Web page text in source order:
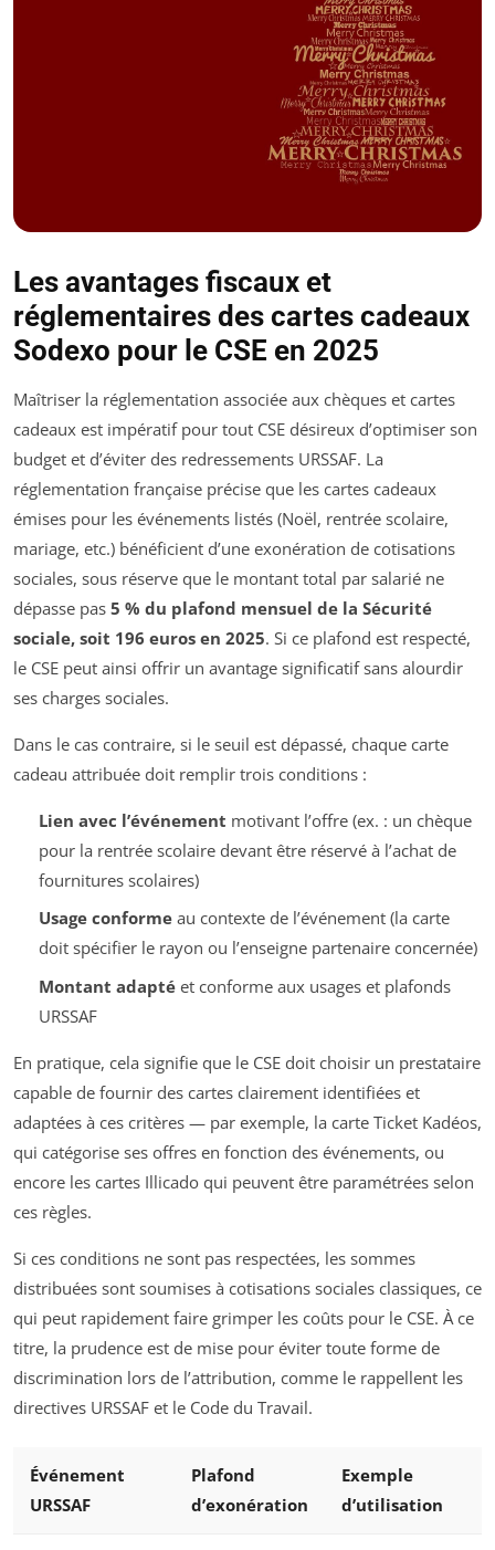
Les avantages fiscaux et
réglementaires des cartes cadeaux
Sodexo pour le CSE en 2025
Maîtriser la réglementation associée aux chèques et cartes
cadeaux est impératif pour tout CSE désireux d’optimiser son
budget et d’éviter des redressements URSSAF. La
réglementation française précise que les cartes cadeaux
émises pour les événements listés (Noël, rentrée scolaire,
mariage, etc.) bénéficient d’une exonération de cotisations
sociales, sous réserve que le montant total par salarié ne
dépasse pas 5 % du plafond mensuel de la Sécurité
sociale, soit 196 euros en 2025. Si ce plafond est respecté,
le CSE peut ainsi offrir un avantage significatif sans alourdir
ses charges sociales.
Dans le cas contraire, si le seuil est dépassé, chaque carte
cadeau attribuée doit remplir trois conditions :
Lien avec l’événement motivant l’offre (ex. : un chèque
pour la rentrée scolaire devant être réservé à l’achat de
fournitures scolaires)
Usage conformeau contexte de l’événement (la carte
doit spécifier le rayon ou l’enseigne partenaire concernée)
Montant adaptéet conforme aux usages et plafonds
URSSAF
En pratique, cela signifie que le CSE doit choisir un prestataire
capable de fournir des cartes clairement identifiées et
adaptées à ces critères — par exemple, la carte Ticket Kadéos,
qui catégorise ses offres en fonction des événements, ou
encore les cartes Illicado qui peuvent être paramétrées selon
ces règles.
Si ces conditions ne sont pas respectées, les sommes
distribuées sont soumises à cotisations sociales classiques, ce
qui peut rapidement faire grimper les coûts pour le CSE. À ce
titre, la prudence est de mise pour éviter toute forme de
discrimination lors de l’attribution, comme le rappellent les
directives URSSAF et le Code du Travail.
Événement
URSSAF
Plafond
d’exonération
Exemple
d’utilisation